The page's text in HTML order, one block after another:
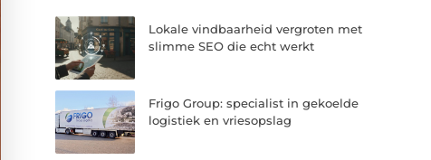
Lokale vindbaarheid vergroten met
slimme SEO die echt werkt
Frigo Group: specialist in gekoelde
logistiek en vriesopslag